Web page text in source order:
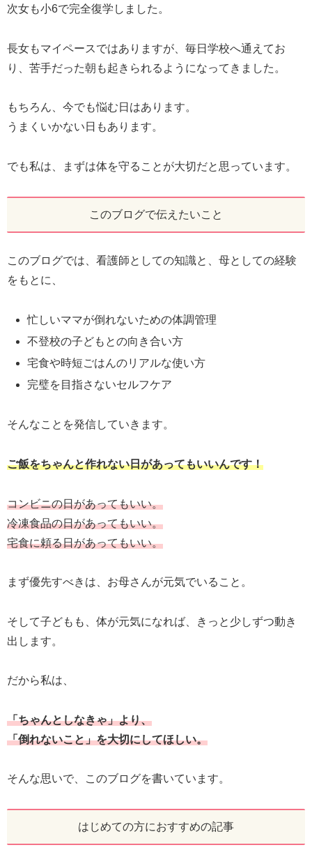
次女も小6で完全復学しました。
長女もマイペースではありますが、毎日学校へ通えてお
り、苦手だった朝も起きられるようになってきました。
もちろん、今でも悩む日はあります。
うまくいかない日もあります。
でも私は、まずは体を守ることが大切だと思っています。
このブログで伝えたいこと
このブログでは、看護師としての知識と、母としての経験
をもとに、
忙しいママが倒れないための体調管理
不登校の子どもとの向き合い方
宅食や時短ごはんのリアルな使い方
完璧を目指さないセルフケア
そんなことを発信していきます。
ご飯をちゃんと作れない日があってもいいんです！
コンビニの日があってもいい。
冷凍食品の日があってもいい。
宅食に頼る日があってもいい。
まず優先すべきは、お母さんが元気でいること。
そして子どもも、体が元気になれば、きっと少しずつ動き
出します。
だから私は、
「ちゃんとしなきゃ」より、
「倒れないこと」を大切にしてほしい。
そんな思いで、このブログを書いています。
はじめての方におすすめの記事